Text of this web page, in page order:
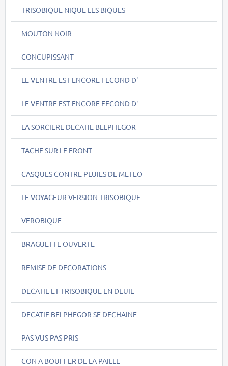
TRISOBIQUE NIQUE LES BIQUES
MOUTON NOIR
CONCUPISSANT
LE VENTRE EST ENCORE FECOND D'
LE VENTRE EST ENCORE FECOND D'
LA SORCIERE DECATIE BELPHEGOR
TACHE SUR LE FRONT
CASQUES CONTRE PLUIES DE METEO
LE VOYAGEUR VERSION TRISOBIQUE
VEROBIQUE
BRAGUETTE OUVERTE
REMISE DE DECORATIONS
DECATIE ET TRISOBIQUE EN DEUIL
DECATIE BELPHEGOR SE DECHAINE
PAS VUS PAS PRIS
CON A BOUFFER DE LA PAILLE